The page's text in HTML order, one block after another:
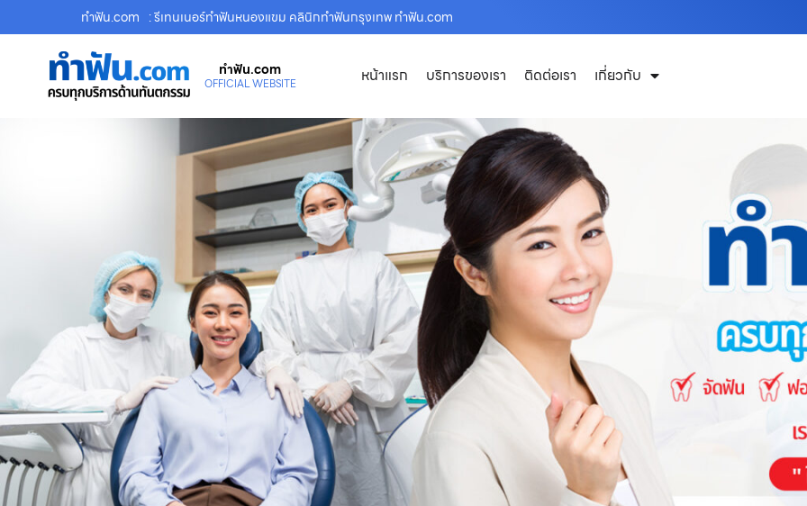
ทําฟัน.com : รีเทนเนอร์ทำฟันหนองแขม คลินิกทำฟันกรุงเทพ ทำฟัน.com
ทําฟัน.com
OFFICIAL WEBSITE หน้าแรก บริการของเรา ติดต่อเรา เกี่ยวกับ